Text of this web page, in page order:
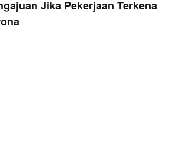
Jika Pekerjaan Terkena